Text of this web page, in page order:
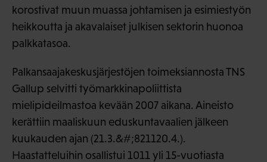
korostivat muun muassa johtamisen ja esimiestyön
heikkoutta ja akavalaiset julkisen sektorin huonoa
palkkatasoa.
Palkansaajakeskusjärjestöjen toimeksiannosta TNS
Gallup selvitti työmarkkinapoliittista
mielipideilmastoa kevään 2007 aikana. Aineisto
kerättiin maaliskuun eduskuntavaalien jälkeen
kuukauden ajan (21.3.&#;821120.4.).
Haastatteluihin osallistui 1011 yli 15-vuotiasta